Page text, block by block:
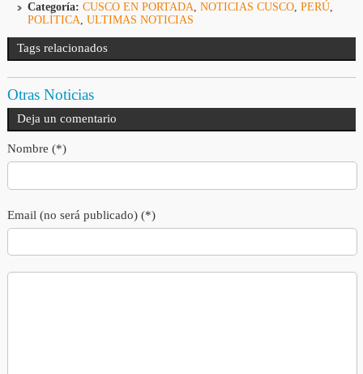
Categoría: CUSCO EN PORTADA, NOTICIAS CUSCO, PERÚ,
POLÍTICA, ULTIMAS NOTICIAS
Tags relacionados
Otras Noticias
Deja un comentario
Nombre (*)
Email (no será publicado) (*)